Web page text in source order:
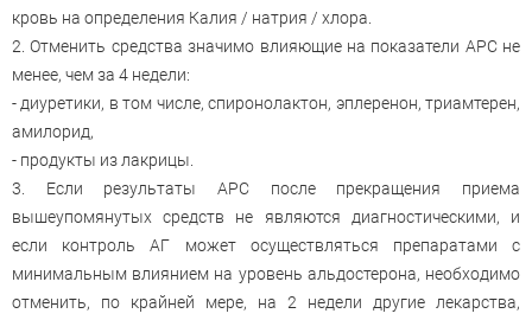
кровь на определения Калия / натрия / хлора.
2. Отменить средства значимо влияющие на показатели АРС не
менее, чем за 4 недели:
- диуретики, в том числе, спиронолактон, эплеренон, триамтерен,
амилорид,
- продукты из лакрицы.
3. Если результаты АРС после прекращения приема
вышеупомянутых средств не являются диагностическими, и
если контроль АГ может осуществляться препаратами с
минимальным влиянием на уровень альдостерона, необходимо
отменить, по крайней мере, на 2 недели другие лекарства,